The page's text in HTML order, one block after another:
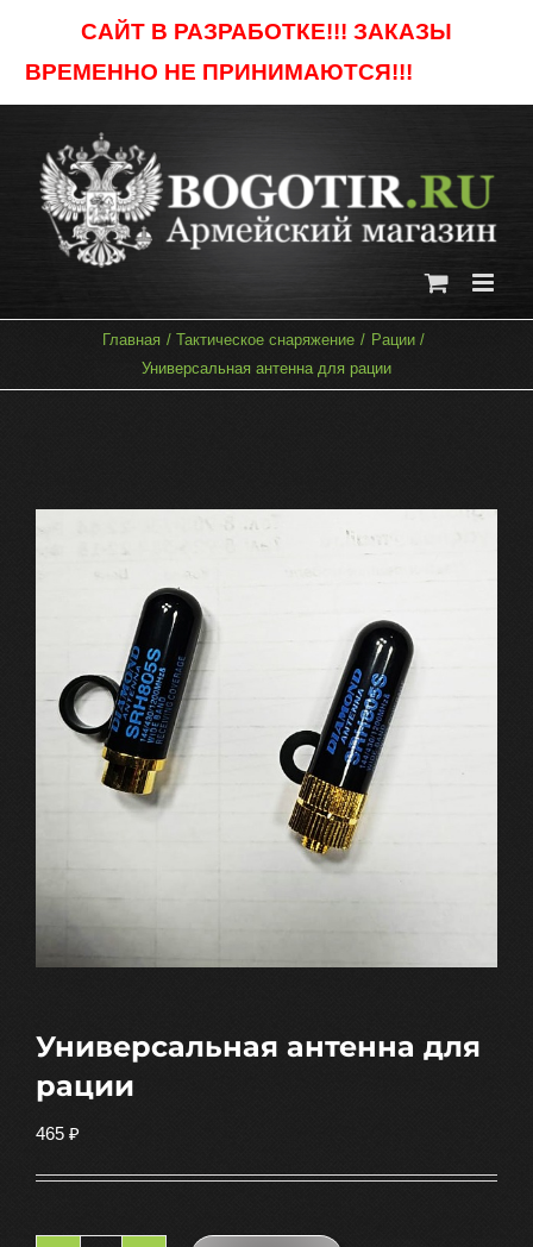
САЙТ В РАЗРАБОТКЕ!!! ЗАКАЗЫ
ВРЕМЕННО НЕ ПРИНИМАЮТСЯ!!!
content
Главная Тактическое снаряжение
Рации
Универсальная антенна для рации
Универсальная антенна для
рации
465 ₽